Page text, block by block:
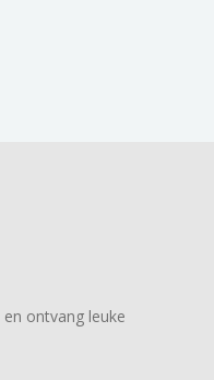
en ontvang leuke